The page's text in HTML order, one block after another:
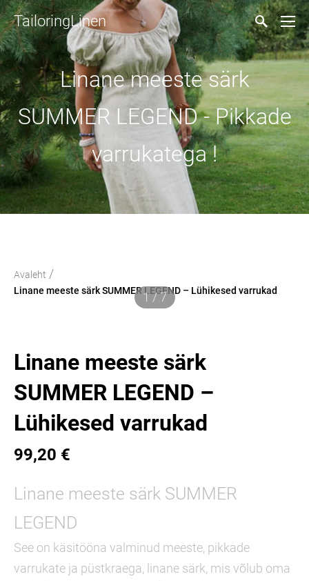
TailoringLinen
Linane meeste särk
SUMMER LEGEND - Pikkade
varrukatega !
Avaleht /
Linane meeste särk SUMMER LEGEND – Lühikesed varrukad
1 / 7
Linane meeste särk
SUMMER LEGEND –
Lühikesed varrukad
99,20 €
Linane meeste särk SUMMER
LEGEND
See on käsitööna valminud meeste, pikkade
varrukate ja püstkraega, linane särk, mis võlub oma